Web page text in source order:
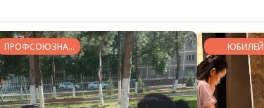
ПРОФСОЮЗНАЯ
ЖИЗНЬ
ЮБИЛЕЙ